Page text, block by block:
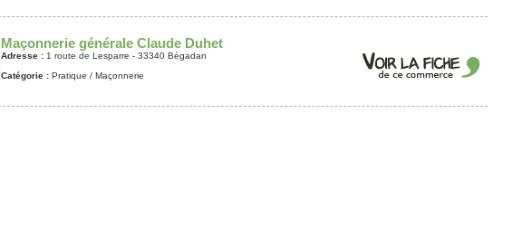
Maçonnerie générale Claude Duhet
Adresse :1 route de Lesparre - 33340 Bégadan
Catégorie : Pratique / Maçonnerie